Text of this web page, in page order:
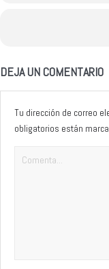
DEJA UN COMENTARIO
Tu dirección de correo
obligatorios están